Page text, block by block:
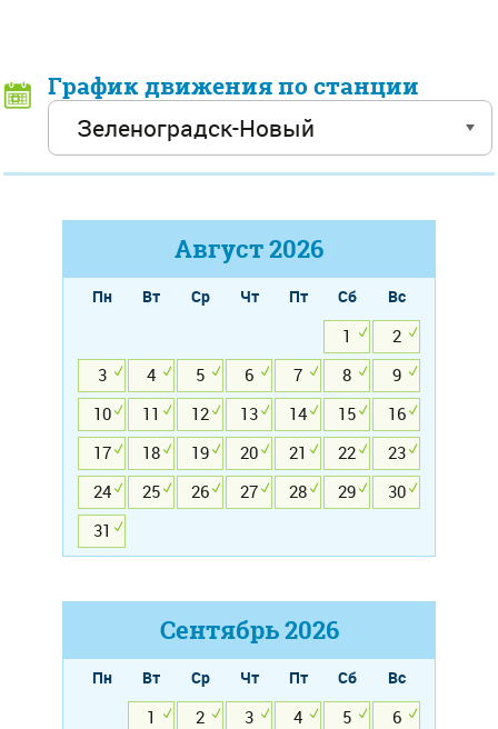
График движения по станции
Август2026
Пн Вт Ср Чт Пт Сб
Вс
1
2
3
4 5 6 7 8
9
10
11 12 13 14 15
16
17
18 19 20 21 22
23
24
25 26 27 28 29
30
31
Сентябрь2026
Пн Вт Ср Чт Пт Сб
Вс
1
2 3 4 5
6